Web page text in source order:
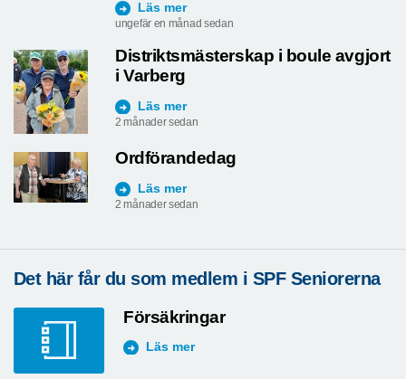
Läs mer
ungefär en månad sedan
Distriktsmästerskap i boule avgjort
i Varberg
Läs mer
2 månader sedan
Ordförandedag
Läs mer
2 månader sedan
Det här får du som medlem i SPF Seniorerna
Försäkringar
Läs mer